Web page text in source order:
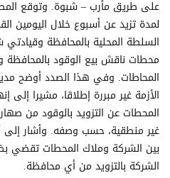
على طريق مأرب – شبوة. وتوقع
لمدة تزيد عن أسبوع خلال اليومين
السلطة المحلية بالمحافظة وقيادتي
محطات ناقش بيع الوقود
المحاطات. وفي هذا الصدد أوضح
الأزمة غير مبررة إطلاقا، مشيرا إلى
المحطات عن التزويد بالوقود من
غير منطقية، حسب وصفه. وأشار إلى أن
بين الشركة وملاك المحطات تقضي
الشركة بالتزويد من أي محافظة.